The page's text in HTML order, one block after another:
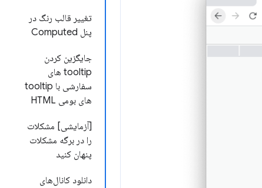
تغییر قالب رنگ در
پنل Computed
جایگزین کردن
tooltip های
سفارشی با tooltip
های بومی HTML
[آزمایشی] مشکلات
را در برگه مشکلات
پنهان کنید
دانلود کانال‌های